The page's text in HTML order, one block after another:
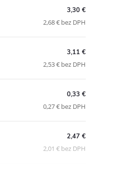
3,30 €
2,68 € bez DPH
3,11 €
2,53 € bez DPH
0,33 €
0,27 € bez DPH
2,47 €
2,01 € bez DPH